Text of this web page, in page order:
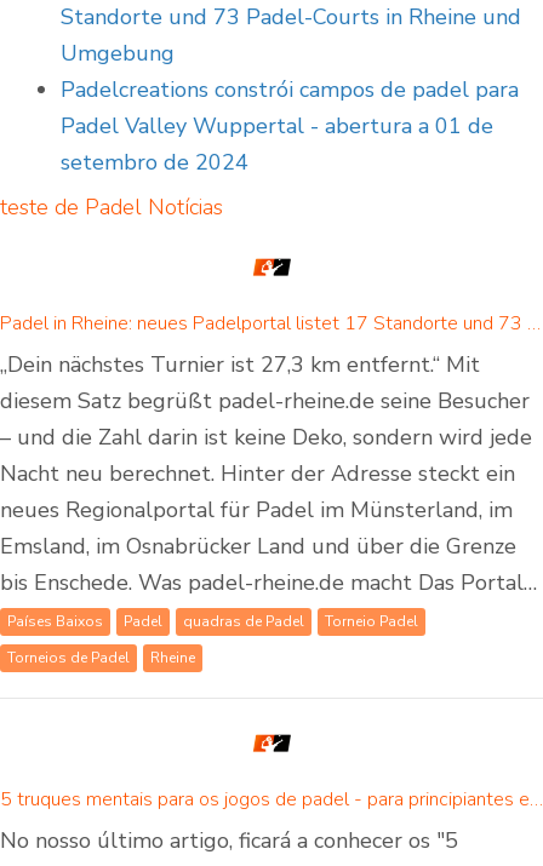
Standorte und 73 Padel-Courts in Rheine und
Umgebung
Padelcreations constrói campos de padel para
Padel Valley Wuppertal - abertura a 01 de
setembro de 2024
teste de Padel Notícias
Padel in Rheine: neues Padelportal listet 17 Standorte und 73 Padel-Courts in Rheine und Umgebung
„Dein nächstes Turnier ist 27,3 km entfernt.“ Mit
diesem Satz begrüßt padel-rheine.de seine Besucher
– und die Zahl darin ist keine Deko, sondern wird jede
Nacht neu berechnet. Hinter der Adresse steckt ein
neues Regionalportal für Padel im Münsterland, im
Emsland, im Osnabrücker Land und über die Grenze
bis Enschede. Was padel-rheine.de macht Das Portal…
Países Baixos Padel quadras de Padel
Torneio Padel
Torneios de Padel
Rheine
5 truques mentais para os jogos de padel - para principiantes e jogadores avançados de padel
No nosso último artigo, ficará a conhecer os "5